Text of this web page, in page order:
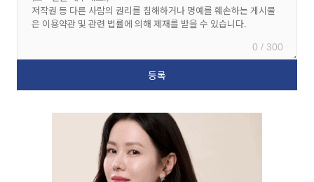
0 / 300